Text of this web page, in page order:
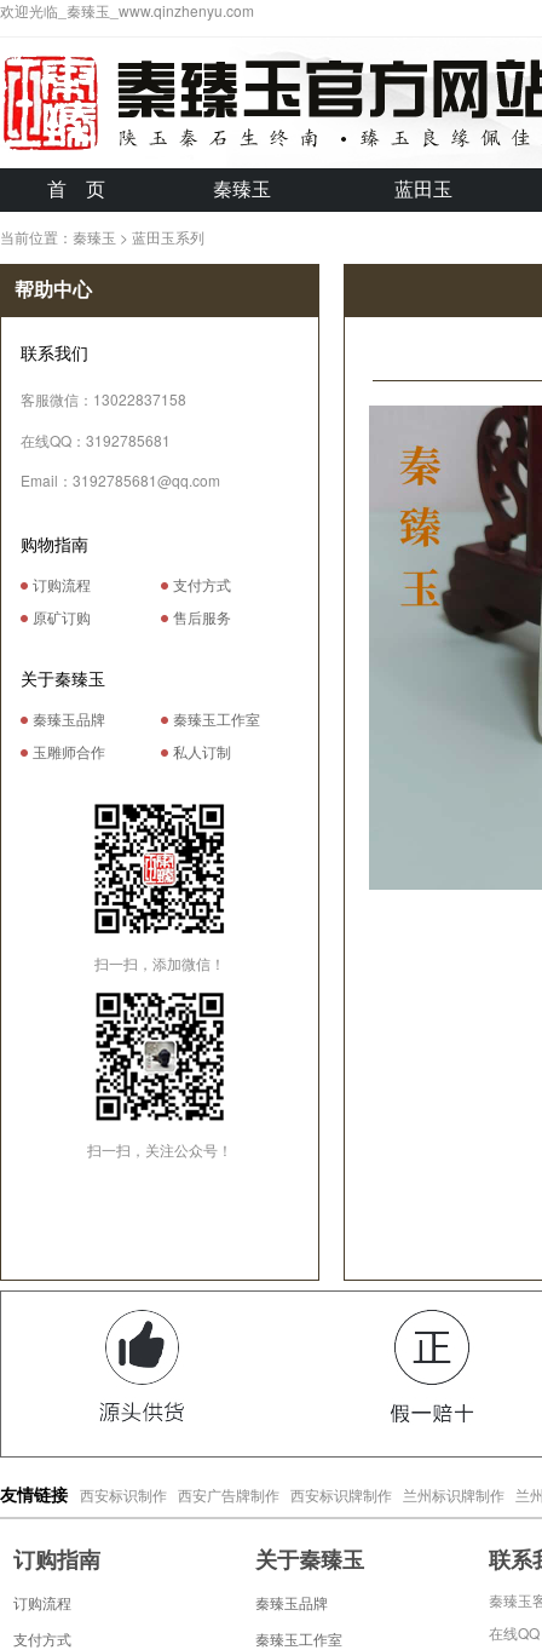
欢迎光临_秦臻玉_www.qinzhenyu.com
首 页 秦臻玉 蓝田玉
当前位置：秦臻玉 > 蓝田玉系列
帮助中心
联系我们
客服微信：13022837158
在线QQ：3192785681
Email：3192785681@qq.com
购物指南
订购流程
支付方式
原矿订购
售后服务
关于秦臻玉
秦臻玉品牌
秦臻玉工作室
玉雕师合作
私人订制
扫一扫，添加微信！
扫一扫，关注公众号！
友情链接 西安标识制作 西安广告牌制作 西安标识牌制作 兰州标识牌制作 兰
订购指南
订购流程
支付方式
关于秦臻玉
秦臻玉品牌
秦臻玉工作室
联系
秦臻玉
在线